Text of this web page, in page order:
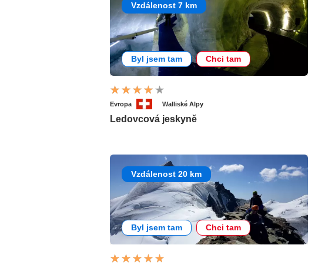
Vzdálenost 7 km
Byl jsem tam Chci tam
Evropa Walliské Alpy
Ledovcová jeskyně
Vzdálenost 20 km
Byl jsem tam Chci tam